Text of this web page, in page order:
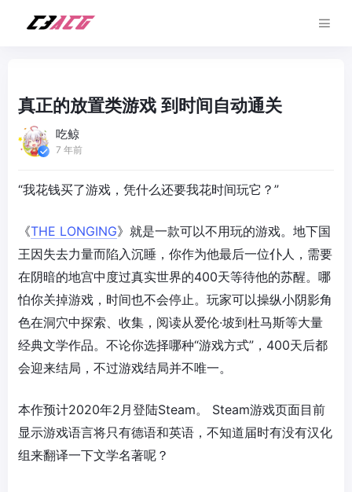
真正的放置类游戏 到时间自动通关
吃鲸
7 年前
“我花钱买了游戏，凭什么还要我花时间玩它？”
《THE LONGING》就是一款可以不用玩的游戏。地下国
王因失去力量而陷入沉睡，你作为他最后一位仆人，需要
在阴暗的地宫中度过真实世界的400天等待他的苏醒。哪
怕你关掉游戏，时间也不会停止。玩家可以操纵小阴影角
色在洞穴中探索、收集，阅读从爱伦·坡到杜马斯等大量
经典文学作品。不论你选择哪种“游戏方式”，400天后都
会迎来结局，不过游戏结局并不唯一。
本作预计2020年2月登陆Steam。 Steam游戏页面目前
显示游戏语言将只有德语和英语，不知道届时有没有汉化
组来翻译一下文学名著呢？